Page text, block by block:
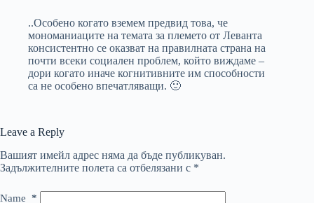
..Особено когато вземем предвид това, че
мономаниаците на темата за племето от Леванта
консистентно се оказват на правилната страна на
почти всеки социален проблем, който виждаме –
дори когато иначе когнитивните им способности
са не особено впечатляващи. 🙂
Leave a Reply
Вашият имейл адрес няма да бъде публикуван.
Задължителните полета са отбелязани с *
Name *